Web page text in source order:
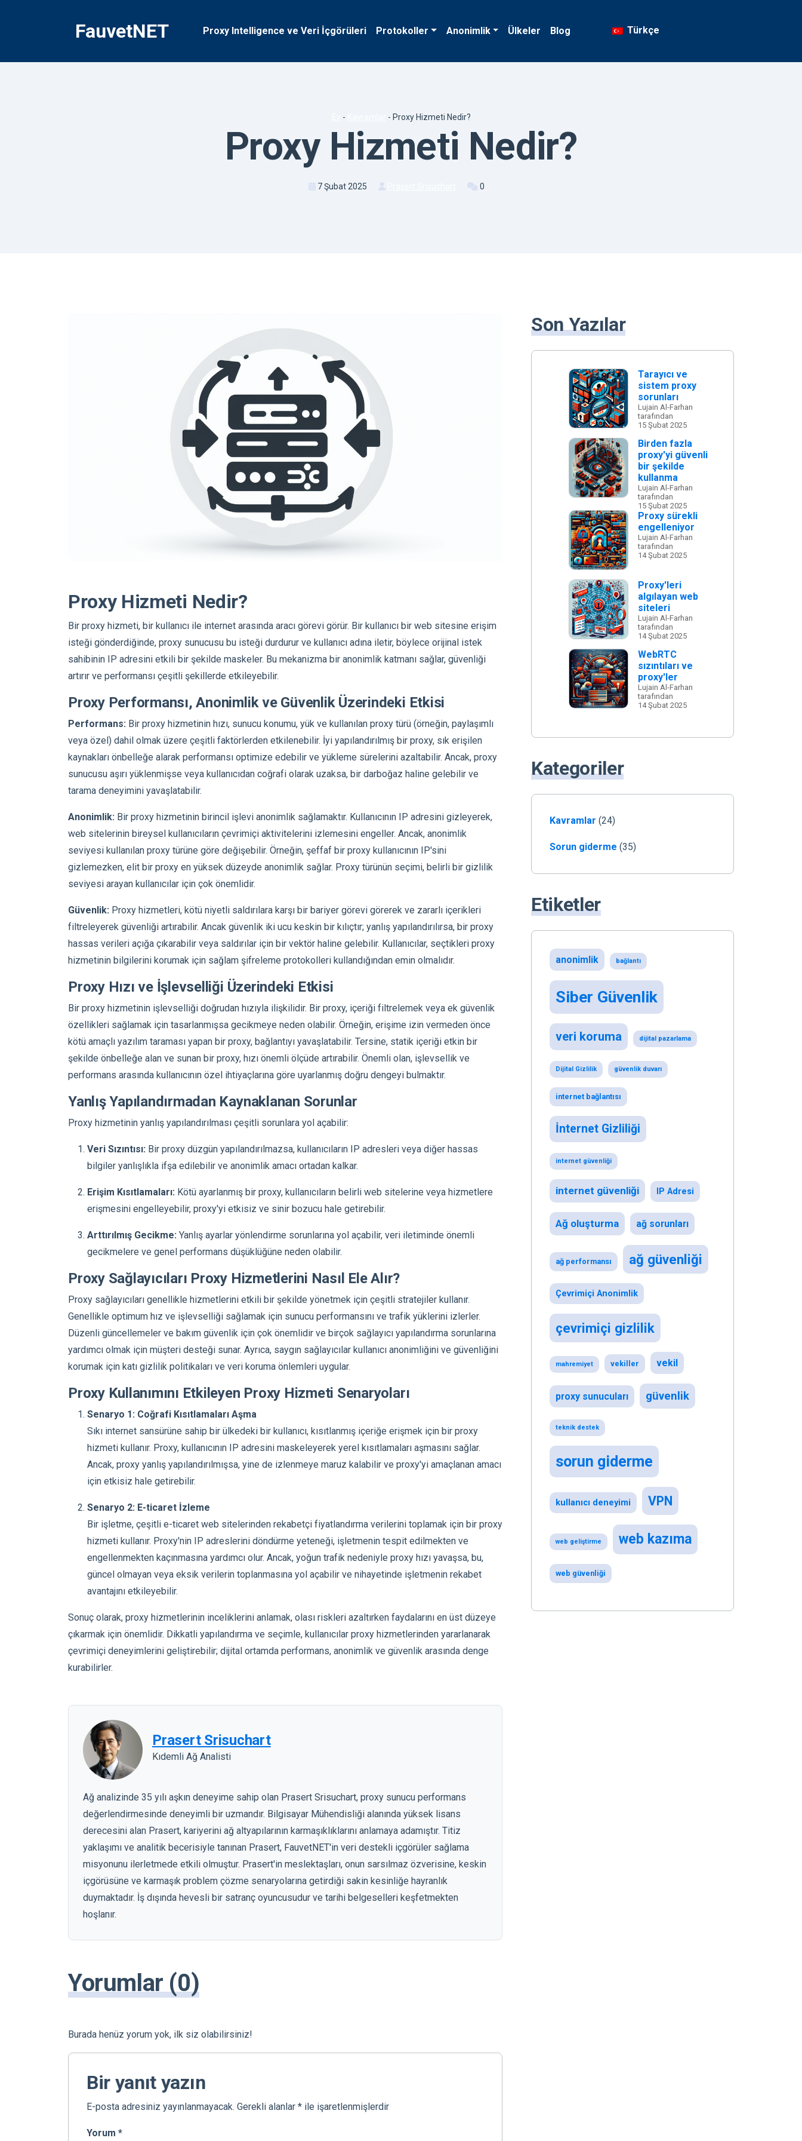
FauvetNET Proxy Intelligence ve Veri İçgörüleri Protokoller Anonimlik Ülkeler Blog Türkçe
- - Proxy Hizmeti Nedir?
Proxy Hizmeti Nedir?
7 Şubat 2025 0
Proxy Hizmeti Nedir?
Bir proxy hizmeti, bir kullanıcı ile internet arasında aracı görevi görür. Bir kullanıcı bir web sitesine erişim
isteği gönderdiğinde, proxy sunucusu bu isteği durdurur ve kullanıcı adına iletir, böylece orijinal istek
sahibinin IP adresini etkili bir şekilde maskeler. Bu mekanizma bir anonimlik katmanı sağlar, güvenliği
artırır ve performansı çeşitli şekillerde etkileyebilir.
Proxy Performansı, Anonimlik ve Güvenlik Üzerindeki Etkisi
Performans: Bir proxy hizmetinin hızı, sunucu konumu, yük ve kullanılan proxy türü (örneğin, paylaşımlı
veya özel) dahil olmak üzere çeşitli faktörlerden etkilenebilir. İyi yapılandırılmış bir proxy, sık erişilen
kaynakları önbelleğe alarak performansı optimize edebilir ve yükleme sürelerini azaltabilir. Ancak, proxy
sunucusu aşırı yüklenmişse veya kullanıcıdan coğrafi olarak uzaksa, bir darboğaz haline gelebilir ve
tarama deneyimini yavaşlatabilir.
Anonimlik: Bir proxy hizmetinin birincil işlevi anonimlik sağlamaktır. Kullanıcının IP adresini gizleyerek,
web sitelerinin bireysel kullanıcıların çevrimiçi aktivitelerini izlemesini engeller. Ancak, anonimlik
seviyesi kullanılan proxy türüne göre değişebilir. Örneğin, şeffaf bir proxy kullanıcının IP'sini
gizlemezken, elit bir proxy en yüksek düzeyde anonimlik sağlar. Proxy türünün seçimi, belirli bir gizlilik
seviyesi arayan kullanıcılar için çok önemlidir.
Güvenlik: Proxy hizmetleri, kötü niyetli saldırılara karşı bir bariyer görevi görerek ve zararlı içerikleri
filtreleyerek güvenliği artırabilir. Ancak güvenlik iki ucu keskin bir kılıçtır; yanlış yapılandırılırsa, bir proxy
hassas verileri açığa çıkarabilir veya saldırılar için bir vektör haline gelebilir. Kullanıcılar, seçtikleri proxy
hizmetinin bilgilerini korumak için sağlam şifreleme protokolleri kullandığından emin olmalıdır.
Proxy Hızı ve İşlevselliği Üzerindeki Etkisi
Bir proxy hizmetinin işlevselliği doğrudan hızıyla ilişkilidir. Bir proxy, içeriği filtrelemek veya ek güvenlik
özellikleri sağlamak için tasarlanmışsa gecikmeye neden olabilir. Örneğin, erişime izin vermeden önce
kötü amaçlı yazılım taraması yapan bir proxy, bağlantıyı yavaşlatabilir. Tersine, statik içeriği etkin bir
şekilde önbelleğe alan ve sunan bir proxy, hızı önemli ölçüde artırabilir. Önemli olan, işlevsellik ve
performans arasında kullanıcının özel ihtiyaçlarına göre uyarlanmış doğru dengeyi bulmaktır.
Yanlış Yapılandırmadan Kaynaklanan Sorunlar
Proxy hizmetinin yanlış yapılandırılması çeşitli sorunlara yol açabilir:
Veri Sızıntısı: Bir proxy düzgün yapılandırılmazsa, kullanıcıların IP adresleri veya diğer hassas
bilgiler yanlışlıkla ifşa edilebilir ve anonimlik amacı ortadan kalkar.
Erişim Kısıtlamaları: Kötü ayarlanmış bir proxy, kullanıcıların belirli web sitelerine veya hizmetlere
erişmesini engelleyebilir, proxy'yi etkisiz ve sinir bozucu hale getirebilir.
Arttırılmış Gecikme: Yanlış ayarlar yönlendirme sorunlarına yol açabilir, veri iletiminde önemli
gecikmelere ve genel performans düşüklüğüne neden olabilir.
Proxy Sağlayıcıları Proxy Hizmetlerini Nasıl Ele Alır?
Proxy sağlayıcıları genellikle hizmetlerini etkili bir şekilde yönetmek için çeşitli stratejiler kullanır.
Genellikle optimum hız ve işlevselliği sağlamak için sunucu performansını ve trafik yüklerini izlerler.
Düzenli güncellemeler ve bakım güvenlik için çok önemlidir ve birçok sağlayıcı yapılandırma sorunlarına
yardımcı olmak için müşteri desteği sunar. Ayrıca, saygın sağlayıcılar kullanıcı anonimliğini ve güvenliğini
korumak için katı gizlilik politikaları ve veri koruma önlemleri uygular.
Proxy Kullanımını Etkileyen Proxy Hizmeti Senaryoları
Senaryo 1: Coğrafi Kısıtlamaları Aşma
Sıkı internet sansürüne sahip bir ülkedeki bir kullanıcı, kısıtlanmış içeriğe erişmek için bir proxy
hizmeti kullanır. Proxy, kullanıcının IP adresini maskeleyerek yerel kısıtlamaları aşmasını sağlar.
Ancak, proxy yanlış yapılandırılmışsa, yine de izlenmeye maruz kalabilir ve proxy'yi amaçlanan amacı
için etkisiz hale getirebilir.
Senaryo 2: E-ticaret İzleme
Bir işletme, çeşitli e-ticaret web sitelerinden rekabetçi fiyatlandırma verilerini toplamak için bir proxy
hizmeti kullanır. Proxy'nin IP adreslerini döndürme yeteneği, işletmenin tespit edilmekten ve
engellenmekten kaçınmasına yardımcı olur. Ancak, yoğun trafik nedeniyle proxy hızı yavaşsa, bu,
güncel olmayan veya eksik verilerin toplanmasına yol açabilir ve nihayetinde işletmenin rekabet
avantajını etkileyebilir.
Sonuç olarak, proxy hizmetlerinin inceliklerini anlamak, olası riskleri azaltırken faydalarını en üst düzeye
çıkarmak için önemlidir. Dikkatli yapılandırma ve seçimle, kullanıcılar proxy hizmetlerinden yararlanarak
çevrimiçi deneyimlerini geliştirebilir; dijital ortamda performans, anonimlik ve güvenlik arasında denge
kurabilirler.
Prasert Srisuchart
Kıdemli Ağ Analisti
Ağ analizinde 35 yılı aşkın deneyime sahip olan Prasert Srisuchart, proxy sunucu performans
değerlendirmesinde deneyimli bir uzmandır. Bilgisayar Mühendisliği alanında yüksek lisans
derecesini alan Prasert, kariyerini ağ altyapılarının karmaşıklıklarını anlamaya adamıştır. Titiz
yaklaşımı ve analitik becerisiyle tanınan Prasert, FauvetNET'in veri destekli içgörüler sağlama
misyonunu ilerletmede etkili olmuştur. Prasert'in meslektaşları, onun sarsılmaz özverisine, keskin
içgörüsüne ve karmaşık problem çözme senaryolarına getirdiği sakin kesinliğe hayranlık
duymaktadır. İş dışında hevesli bir satranç oyuncusudur ve tarihi belgeselleri keşfetmekten
hoşlanır.
Yorumlar (0)
Burada henüz yorum yok, ilk siz olabilirsiniz!
Bir yanıt yazın
E-posta adresiniz yayınlanmayacak. Gerekli alanlar * ile işaretlenmişlerdir
Yorum *
Son Yazılar
Tarayıcı ve
sistem proxy
sorunları
Lujain Al-Farhan
tarafından
15 Şubat 2025
Birden fazla
proxy'yi güvenli
bir şekilde
kullanma
Lujain Al-Farhan
tarafından
15 Şubat 2025
Proxy sürekli
engelleniyor
Lujain Al-Farhan
tarafından
14 Şubat 2025
Proxy'leri
algılayan web
siteleri
Lujain Al-Farhan
tarafından
14 Şubat 2025
WebRTC
sızıntıları ve
proxy'ler
Lujain Al-Farhan
tarafından
14 Şubat 2025
Kategoriler
Kavramlar (24)
Sorun giderme (35)
Etiketler
anonimlik bağlantı
Siber Güvenlik
veri koruma dijital pazarlama
Dijital Gizlilik güvenlik duvarı
internet bağlantısı
İnternet Gizliliği
internet güvenliği
internet güvenliği IP Adresi
Ağ oluşturma ağ sorunları
ağ performansı ağ güvenliği
Çevrimiçi Anonimlik
çevrimiçi gizlilik
mahremiyet vekiller vekil
proxy sunucuları güvenlik
teknik destek
sorun giderme
kullanıcı deneyimi VPN
web geliştirme web kazıma
web güvenliği